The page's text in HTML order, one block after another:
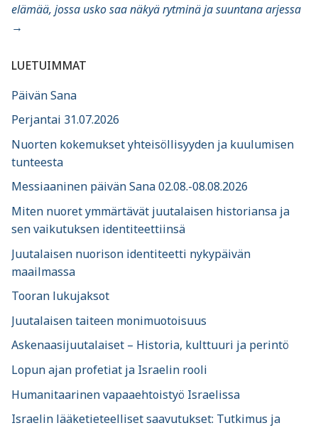
elämää, jossa usko saa näkyä rytminä ja suuntana arjessa
→
LUETUIMMAT
Päivän Sana
Perjantai 31.07.2026
Nuorten kokemukset yhteisöllisyyden ja kuulumisen
tunteesta
Messiaaninen päivän Sana 02.08.-08.08.2026
Miten nuoret ymmärtävät juutalaisen historiansa ja
sen vaikutuksen identiteettiinsä
Juutalaisen nuorison identiteetti nykypäivän
maailmassa
Tooran lukujaksot
Juutalaisen taiteen monimuotoisuus
Askenaasijuutalaiset – Historia, kulttuuri ja perintö
Lopun ajan profetiat ja Israelin rooli
Humanitaarinen vapaaehtoistyö Israelissa
Israelin lääketieteelliset saavutukset: Tutkimus ja